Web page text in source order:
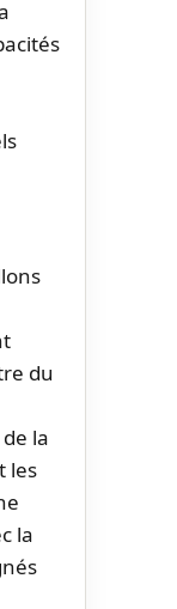
du
la
les
la